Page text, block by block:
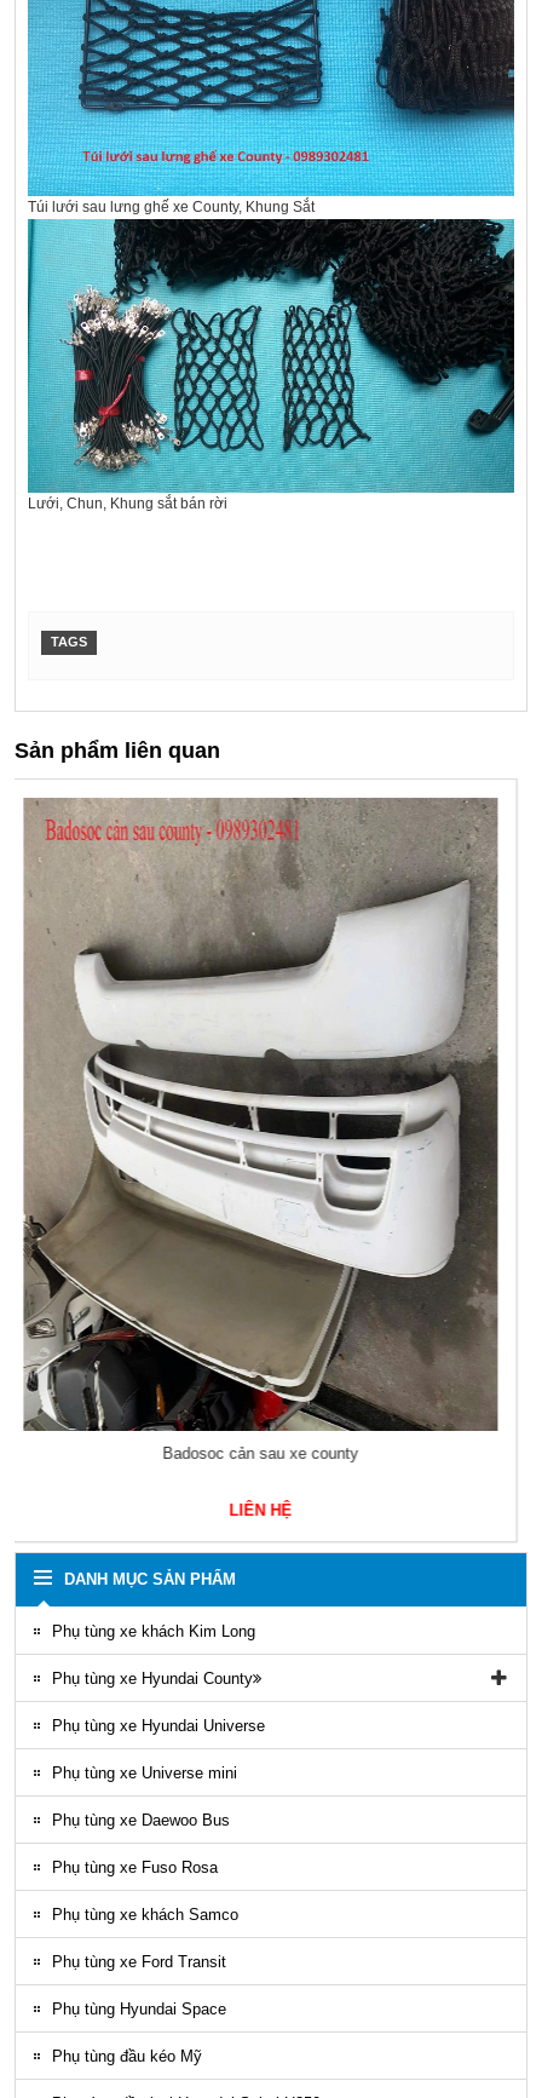
Túi lưới sau lưng ghế xe County, Khung Sắt
Lưới, Chun, Khung sắt bán rời
TAGS
Sản phẩm liên quan
Chân kiềng bắt ốp lốp lazang xe county 29 chỗ mobis 5295146051
LIÊN HỆ
DANH MỤC SẢN PHẨM
Phụ tùng xe khách Kim Long
Phụ tùng xe Hyundai County
Phụ tùng vỏ xe County
Phụ kiện ghế county
Gioăng County
Phụ tùng gầm máy County
Ốp nhựa ngoại thất County
ĐÈN LED COUNTY
Nội thất County
Ngoại thất County
Phụ tùng xe Hyundai Universe
Phụ tùng xe Universe mini
Phụ tùng xe Daewoo Bus
Phụ tùng xe Fuso Rosa
Phụ tùng xe khách Samco
Phụ tùng xe Ford Transit
Phụ tùng Hyundai Space
Phụ tùng đầu kéo Mỹ